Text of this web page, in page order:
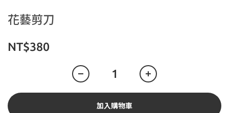
花藝剪刀
NT$380
加入購物車